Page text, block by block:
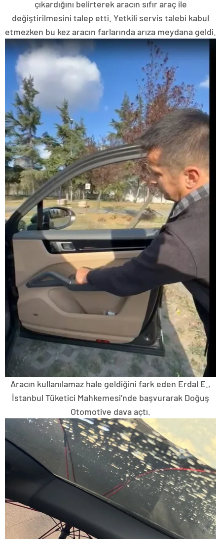
çıkardığını belirterek aracın sıfır araç ile
değiştirilmesini talep etti. Yetkili servis talebi kabul
etmezken bu kez aracın farlarında arıza meydana geldi.
Aracın kullanılamaz hale geldiğini fark eden Erdal E.,
İstanbul Tüketici Mahkemesi’nde başvurarak Doğuş
Otomotive dava açtı.